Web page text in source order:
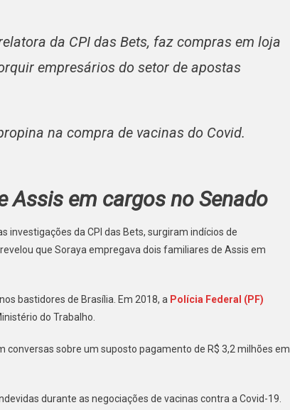
da CPI das Bets, faz compras em loja
empresários do setor de apostas
na compra de vacinas do Covid.
Assis em cargos no Senado
investigações da CPI das Bets, surgiram indícios de
revelou que Soraya empregava dois familiares de Assis em
bastidores de Brasília. Em 2018, a Polícia Federal (PF)
do Trabalho.
sobre um suposto pagamento de R$ 3,2 milhões em
durante as negociações de vacinas contra a Covid-19.